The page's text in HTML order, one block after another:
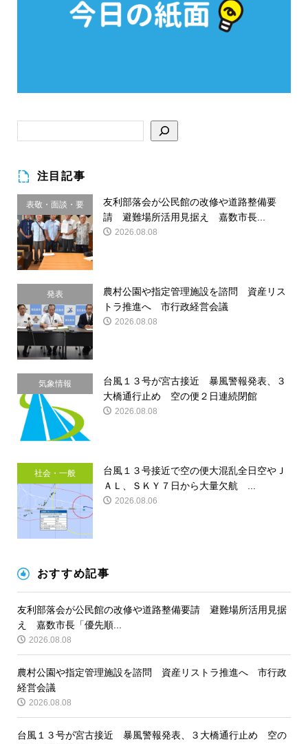
注目記事
表敬・面談・要
請
友利部落会が公民館の改修や道路整備要
請 避難場所活用見据え 嘉数市長...
2026.08.08
発表
農村公園や指定管理施設を諮問 資産リス
トラ推進へ 市行政経営会議
2026.08.08
気象情報
台風１３号が宮古接近 暴風警報発表、３
大橋通行止め 空の便２日連続閉館
2026.08.08
社会・一般
台風１３号接近で空の便大混乱全日空やＪ
ＡＬ、ＳＫＹ７日から大量欠航 ...
2026.08.06
おすすめ記事
友利部落会が公民館の改修や道路整備要請 避難場所活用見据
え 嘉数市長「優先順...
2026.08.08
農村公園や指定管理施設を諮問 資産リストラ推進へ 市行政
経営会議
2026.08.08
台風１３号が宮古接近 暴風警報発表、３大橋通行止め 空の